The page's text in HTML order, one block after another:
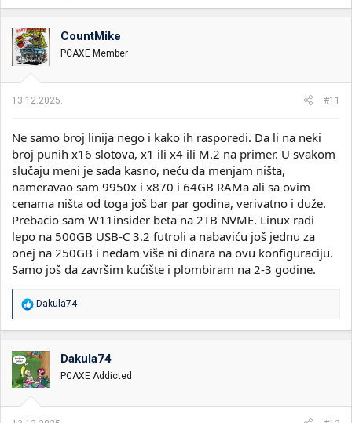
CountMike
PCAXE Member
13.12.2025. #11
Ne samo broj linija nego i kako ih rasporedi. Da li na neki
broj punih x16 slotova, x1 ili x4 ili M.2 na primer. U svakom
slučaju meni je sada kasno, neću da menjam ništa,
nameravao sam 9950x i x870 i 64GB RAMa ali sa ovim
cenama ništa od toga još bar par godina, verivatno i duže.
Prebacio sam W11insider beta na 2TB NVME. Linux radi
lepo na 500GB USB-C 3.2 futroli a nabaviću još jednu za
onej na 250GB i nedam više ni dinara na ovu konfiguraciju.
Samo još da završim kućište i plombiram na 2-3 godine.
R
a
o
v
a
n
Dakula74
Dakula74
PCAXE Addicted